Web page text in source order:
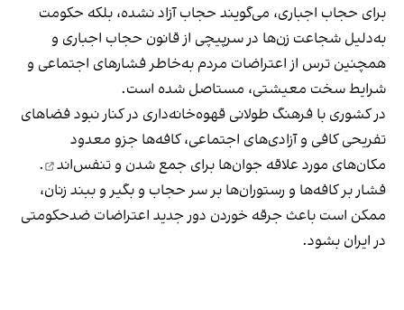
برای حجاب اجباری، می‌گویند حجاب آزاد نشده، بلکه حکومت
به‌دلیل شجاعت زن‌ها در سرپیچی از قانون حجاب اجباری و
همچنین ترس از اعتراضات مردم به‌خاطر فشارهای اجتماعی و
شرایط سخت معیشتی، مستاصل شده است.
در کشوری با فرهنگ طولانی قهوه‌‌خانه‌داری در کنار نبود فضاهای
تفریحی کافی و آزادی‌های اجتماعی، کافه‌ها جزو معدود
مکان‌های مورد علاقه جوان‌ها برای جمع شدن و تنفس‌اند
.
فشار بر کافه‌ها و رستوران‌ها بر سر حجاب و بگیر و ببند زنان،
ممکن است باعث جرقه خوردن دور جدید اعتراضات ضدحکومتی
در ایران بشود.